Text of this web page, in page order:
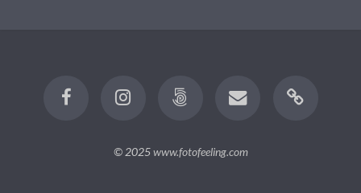
© 2025www.fotofeeling.com